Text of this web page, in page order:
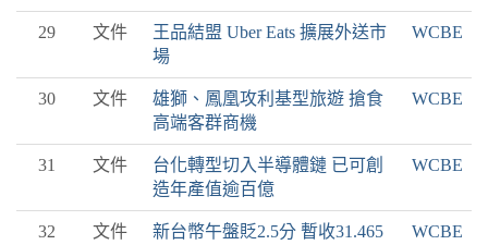
29 文件
王品結盟 Uber Eats 擴展外送市
場
WCBE
30 文件
雄獅、鳳凰攻利基型旅遊 搶食
高端客群商機
WCBE
31 文件
台化轉型切入半導體鏈 已可創
造年產值逾百億
WCBE
32 文件
新台幣午盤貶2.5分 暫收31.465
WCBE